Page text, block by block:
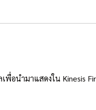
นำมาแสดงใน Kinesis